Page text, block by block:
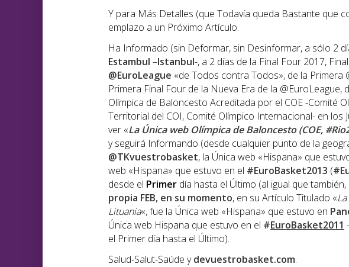
Y para Más Detalles (que Todavía queda Bastante que
emplazo a un Próximo Artículo.
Ha Informado (sin Deformar, sin Desinformar, a sólo 2
Estambul –Istanbul-, a 2 días de la Final Four 2017,
@EuroLeague «de Todos contra Todos», de la Primera
Primera Final Four de la Nueva Era de la @EuroLeague,
Olímpica de Baloncesto Acreditada por el COE -Comité
Territorial del COI, Comité Olímpico Internacional- en los
ver «La Única web Olímpica de Baloncesto (COE,
y seguirá Informando (desde cualquier punto de la
@TKvuestrobasket, la Única web «Hispana» que
web «Hispana» que estuvo en el #EuroBasket2013 (
desde el Primer día hasta el Último (al igual que
propia FEB, en su momento, en su Artículo Titulado «
Lituania«, fue la Única web «Hispana» que estuvo en
Única web Hispana que estuvo en el #EuroBasket2011
el Primer día hasta el Último).
Salud-Salut-Saúde ydevuestrobasket.com.